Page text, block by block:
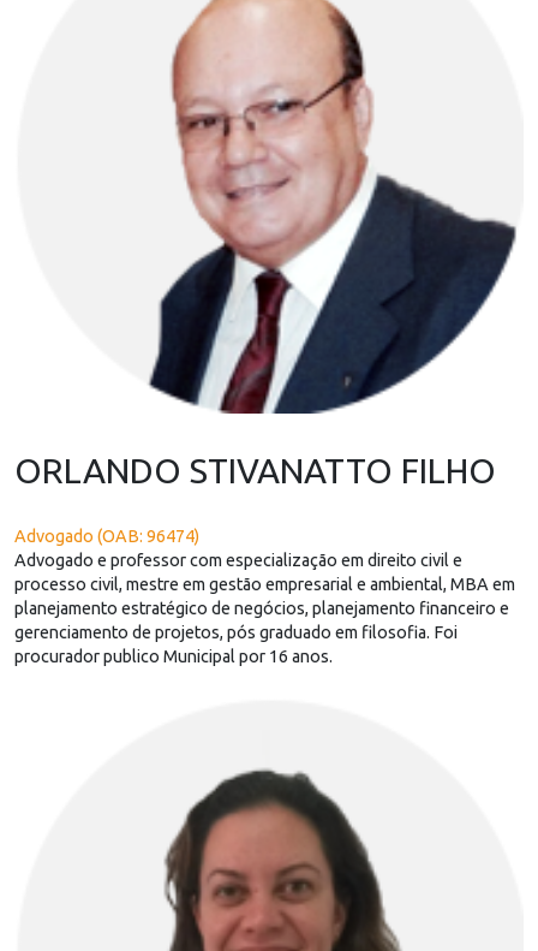
ORLANDO STIVANATTO FILHO
Advogado (OAB: 96474)
Advogado e professor com especialização em direito civil e
processo civil, mestre em gestão empresarial e ambiental, MBA em
planejamento estratégico de negócios, planejamento financeiro e
gerenciamento de projetos, pós graduado em filosofia. Foi
procurador publico Municipal por 16 anos.